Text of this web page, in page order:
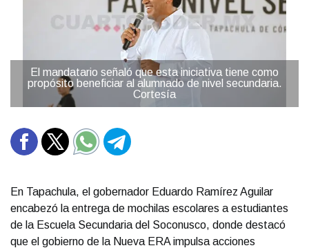
El mandatario señaló que esta iniciativa tiene como
propósito beneficiar al alumnado de nivel secundaria.
Cortesía
En Tapachula, el gobernador Eduardo Ramírez Aguilar
encabezó la entrega de mochilas escolares a estudiantes
de la Escuela Secundaria del Soconusco, donde destacó
que el gobierno de la Nueva ERA impulsa acciones